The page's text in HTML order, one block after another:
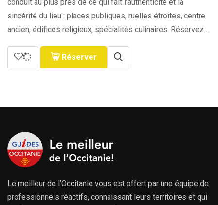
conduit au plus près de ce qui fait l’authenticité et la
sincérité du lieu : places publiques, ruelles étroites, centre
ancien, édifices religieux, spécialités culinaires. Réservez …
Réserver
Le meilleur de l’Occitanie vous est offert par une équipe de
professionnels réactifs, connaissant leurs territoires et qui